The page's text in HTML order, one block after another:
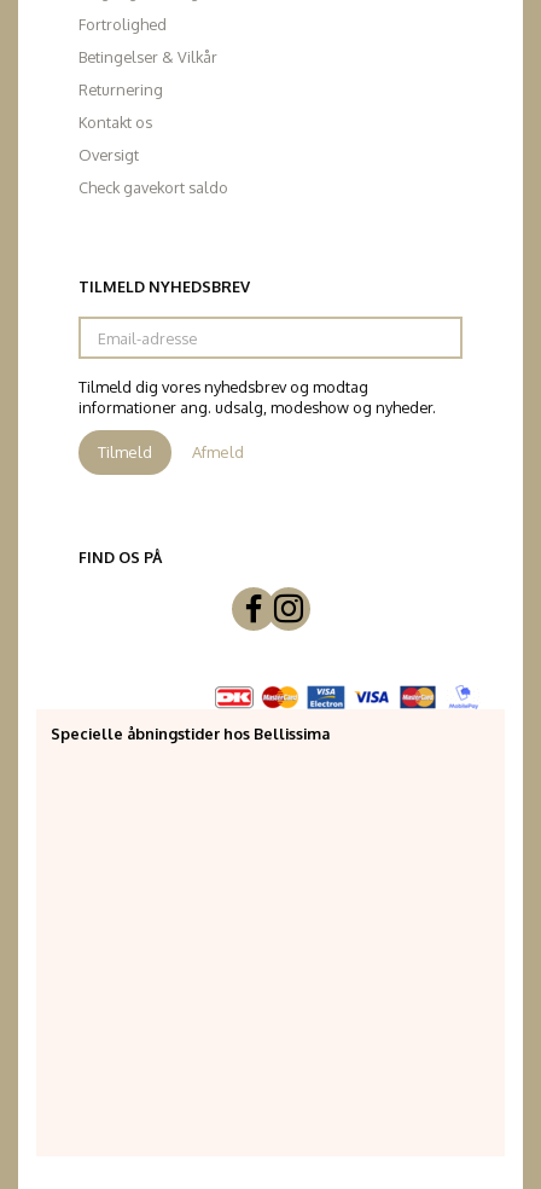
Fortrolighed
Betingelser & Vilkår
Returnering
Kontakt os
Oversigt
Check gavekort saldo
TILMELD NYHEDSBREV
Email-
adresse
Tilmeld dig vores nyhedsbrev og modtag
informationer ang. udsalg, modeshow og nyheder.
Tilmeld Afmeld
FIND OS PÅ
Specielle åbningstider hos Bellissima